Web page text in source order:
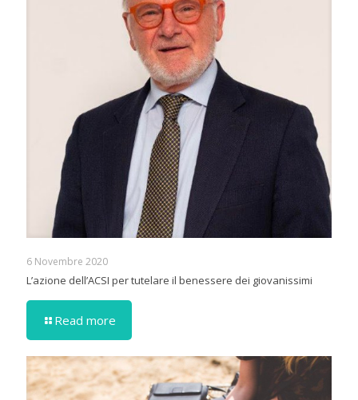
6 Novembre 2020
L’azione dell’ACSI per tutelare il benessere dei giovanissimi
Read more